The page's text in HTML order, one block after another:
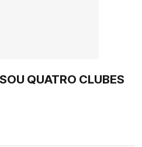
QUATRO CLUBES